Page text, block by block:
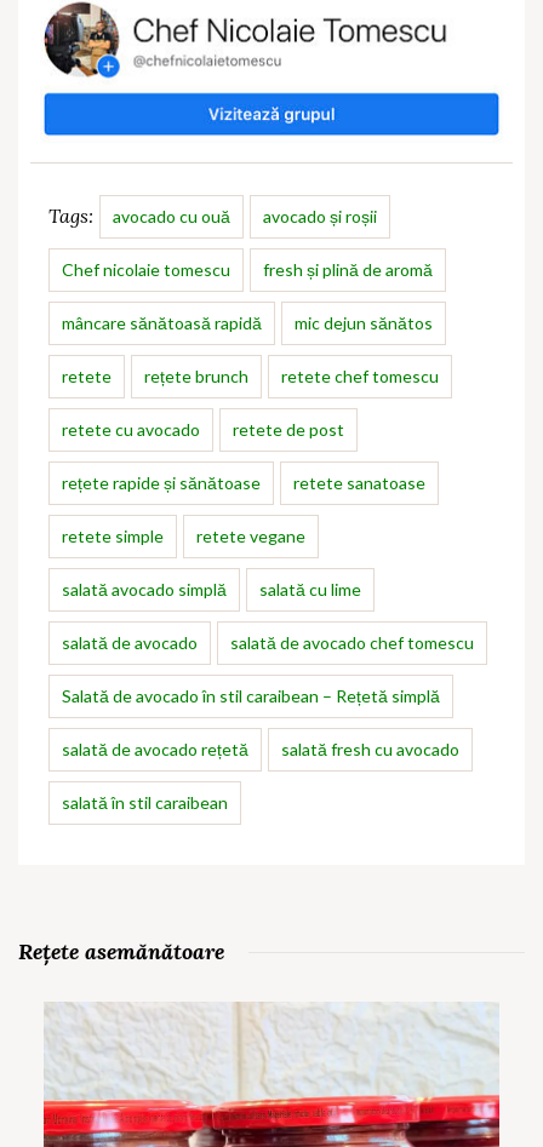
Tags: avocado cu ouă avocado și roșii
Chef nicolaie tomescu fresh și plină de aromă
mâncare sănătoasă rapidă mic dejun sănătos
retete rețete brunch retete chef tomescu
retete cu avocado retete de post
rețete rapide și sănătoase retete sanatoase
retete simple retete vegane
salată avocado simplă salată cu lime
salată de avocado salată de avocado chef tomescu
Salată de avocado în stil caraibean – Rețetă simplă
salată de avocado rețetă salată fresh cu avocado
salată în stil caraibean
Rețete asemănătoare